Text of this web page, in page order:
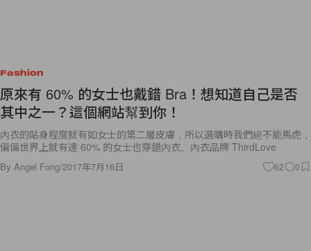
Fashion
原來有 60% 的女士也戴錯 Bra！想知道自己是否
其中之一？這個網站幫到你！
內衣的貼身程度就有如女士的第二層皮膚，所以選購時我們絕不能馬虎，
偏偏世界上就有達 60% 的女士也穿錯內衣。內衣品牌 ThirdLove
By Angel Fong/2017年7月16日 62 0